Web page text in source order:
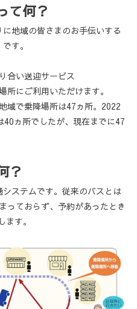
て何？
地域の皆さまのお手伝いする
す。
合い送迎サービス
所にご利用いただけます。
域で乗降場所は47ヵ所。2022
ヵ所でしたが、現在までに47
？
ステムです。従来のバスとは
っておらず、予約があったとき
す。